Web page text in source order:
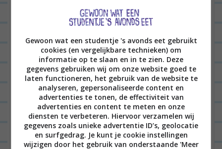
Naam*
E-mail*
Site
Gewoon wat een studentje 's avonds eet gebruikt
cookies (en vergelijkbare technieken) om
informatie op te slaan en in te zien. Deze
gegevens gebruiken wij om onze website goed te
laten functioneren, het gebruik van de website te
analyseren, gepersonaliseerde content en
advertenties te tonen, de effectiviteit van
advertenties en content te meten en onze
diensten te verbeteren. Hiervoor verzamelen wij
gegevens zoals unieke advertentie ID’s, geolocatie
en surfgedrag. Je kunt je cookie instellingen
wijzigen door het gebruik van onderstaande 'Meer